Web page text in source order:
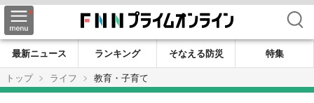
検索
最新ニュース ランキング そなえる防災
特集
トップ
ライフ 教育・子育て